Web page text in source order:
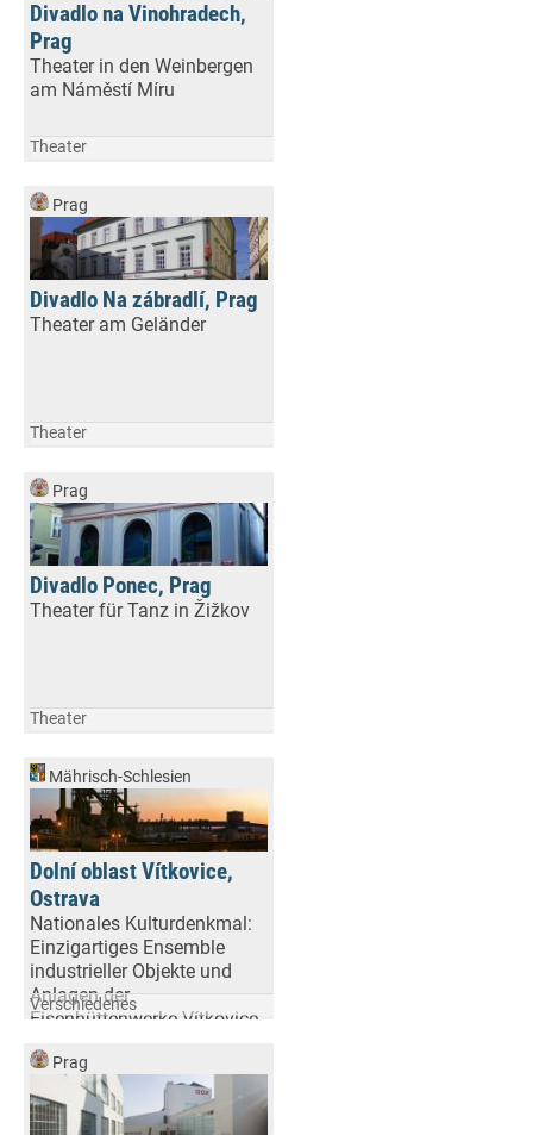
Divadlo na Vinohradech,
Prag
Theater in den Weinbergen
am Náměstí Míru
Theater
Prag
Divadlo Na zábradlí, Prag
Theater am Geländer
Theater
Prag
Divadlo Ponec, Prag
Theater für Tanz in Žižkov
Theater
Mährisch-Schlesien
Dolní oblast Vítkovice,
Ostrava
Nationales Kulturdenkmal:
Einzigartiges Ensemble
industrieller Objekte und
Anlagen der
Eisenhüttenwerke Vítkovice
Verschiedenes
Prag